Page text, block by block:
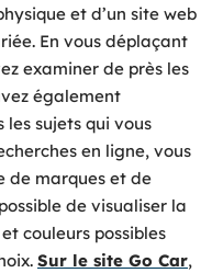
et d’un site web
En vous déplaçant
examiner de près les
également
sujets qui vous
en ligne, vous
de marques et de
de visualiser la
couleurs possibles
Sur le site Go Car,